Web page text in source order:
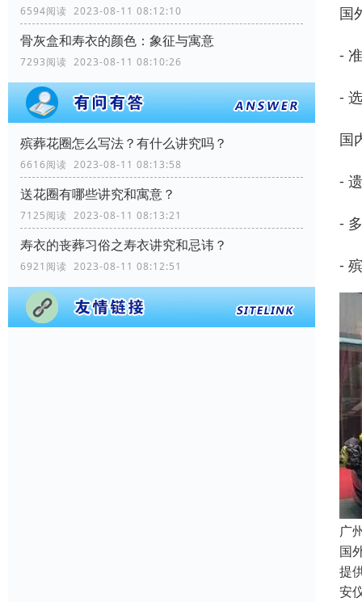
6594阅读 2023-08-11 08:12:10
骨灰盒和寿衣的颜色：象征与寓意
7293阅读 2023-08-11 08:10:26
殡葬花圈怎么写法？有什么讲究吗？
6616阅读 2023-08-11 08:13:58
送花圈有哪些讲究和寓意？
7125阅读 2023-08-11 08:13:21
寿衣的丧葬习俗之寿衣讲究和忌讳？
6921阅读 2023-08-11 08:12:51
国
-
-
国
-
-
-
广
国
提
安